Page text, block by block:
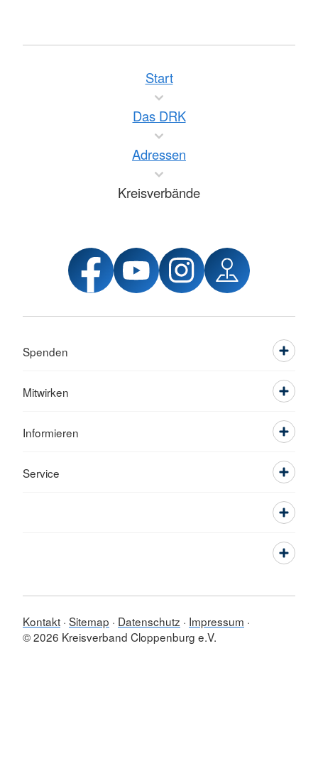
Start
Das DRK
Adressen
Kreisverbände
Spenden
Mitwirken
Informieren
Service
Kontakt Sitemap Datenschutz
Impressum
© 2026 Kreisverband Cloppenburg e.V.